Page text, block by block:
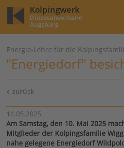
Kolpingwerk
Diözesanverband
Augsburg
Energie-Lehre für die
"Energiedorf"
zurück
14.05.2025
Am Samstag, den 10. Mai 2025
Mitglieder der Kolpingsfamilie
nahe gelegene Energiedorf